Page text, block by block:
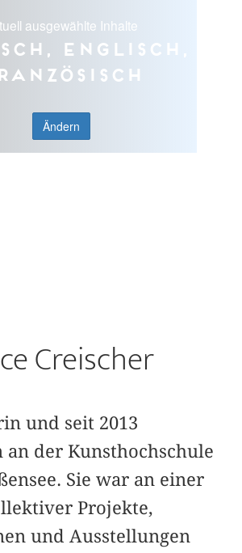
ausgewählte Inhalte
Englisch,
Ändern
Creischer
und seit 2013
an der Kunsthochschule
Sie war an einer
Projekte,
und Ausstellungen